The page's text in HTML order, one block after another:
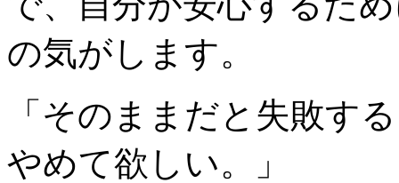
の気がします。
「そのままだと失敗す
やめて欲しい。」